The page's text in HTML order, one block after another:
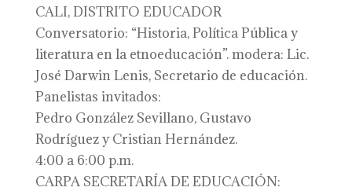
CALI, DISTRITO EDUCADOR
Conversatorio: “Historia, Política Pública y
literatura en la etnoeducación”. modera: Lic.
José Darwin Lenis, Secretario de educación.
Panelistas invitados:
Pedro González Sevillano, Gustavo
Rodríguez y Cristian Hernández.
4:00 a 6:00 p.m.
CARPA SECRETARÍA DE EDUCACIÓN: